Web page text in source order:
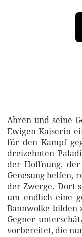
Ahren und seine
Ewigen Kaiserin
für den Kampf
dreizehnten
der Hoffnung,
Genesung helfen,
der Zwerge. Dort
um endlich eine
Bannwolke bilden
Gegner
vorbereitet, die